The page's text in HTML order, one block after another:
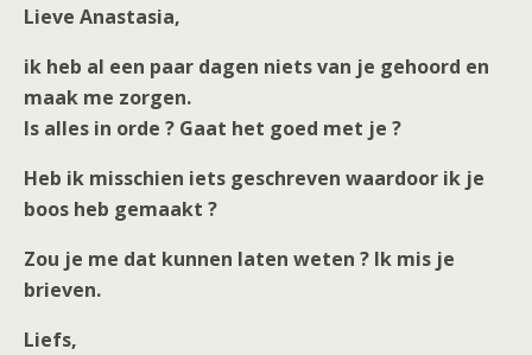
Lieve Anastasia,
ik heb al een paar dagen niets van je gehoord en
maak me zorgen.
Is alles in orde ? Gaat het goed met je ?
Heb ik misschien iets geschreven waardoor ik je
boos heb gemaakt ?
Zou je me dat kunnen laten weten ? Ik mis je
brieven.
Liefs,